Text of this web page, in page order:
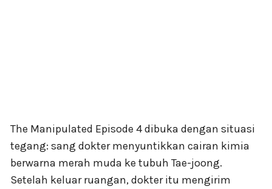
The Manipulated Episode 4 dibuka dengan situasi
tegang: sang dokter menyuntikkan cairan kimia
berwarna merah muda ke tubuh Tae-joong.
Setelah keluar ruangan, dokter itu mengirim